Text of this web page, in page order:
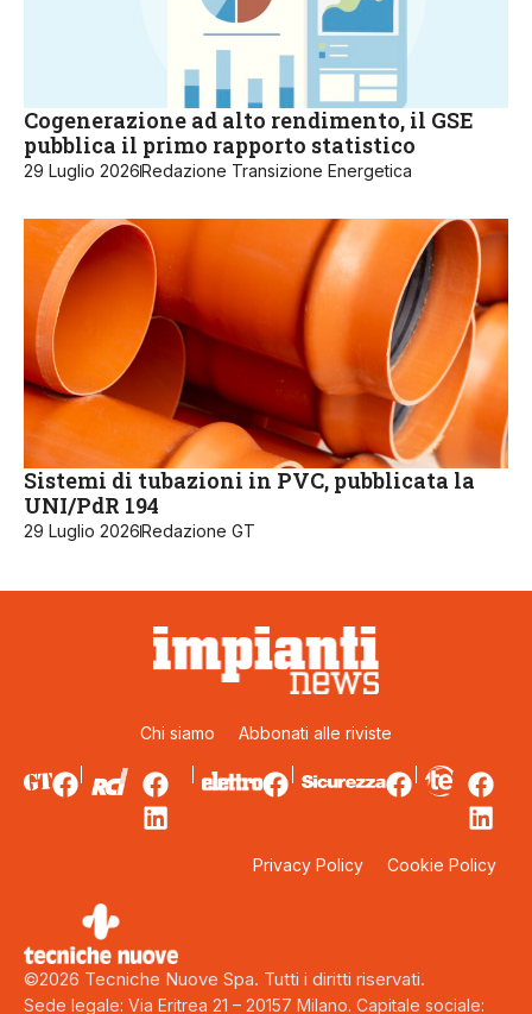
Cogenerazione ad alto rendimento, il GSE
pubblica il primo rapporto statistico
29 Luglio 2026Redazione Transizione Energetica
Sistemi di tubazioni in PVC, pubblicata la
UNI/PdR 194
29 Luglio 2026Redazione GT
Chi siamo Abbonati alle riviste
Privacy Policy Cookie Policy
©2026 Tecniche Nuove Spa. Tutti i diritti riservati.
Sede legale: Via Eritrea 21 – 20157 Milano. Capitale sociale: